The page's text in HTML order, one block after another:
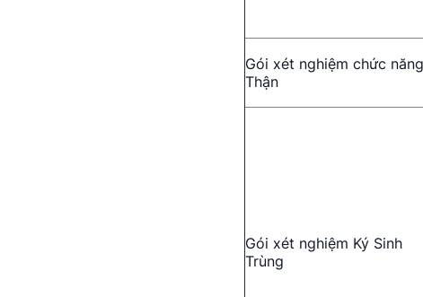
Gói xét nghiệm chức năng
Thận
Gói xét nghiệm Ký Sinh
Trùng